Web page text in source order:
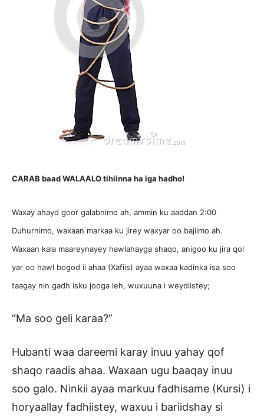
CARAB baad WALAALO tihiinna ha iga hadho!
Waxay ahayd goor galabnimo ah, ammin ku aaddan 2:00
Duhurnimo, waxaan markaa ku jirey waxyar oo bajiimo ah.
Waxaan kala maareynayey hawlahayga shaqo, anigoo ku jira qol
yar oo hawl bogod ii ahaa (Xafiis) ayaa waxaa kadinka isa soo
taagay nin gadh isku jooga leh, wuxuuna i weydiistey;
“Ma soo geli karaa?”
Hubanti waa dareemi karay inuu yahay qof
shaqo raadis ahaa. Waxaan ugu baaqay inuu
soo galo. Ninkii ayaa markuu fadhisame (Kursi) i
horyaallay fadhiistey, waxuu i bariidshay si